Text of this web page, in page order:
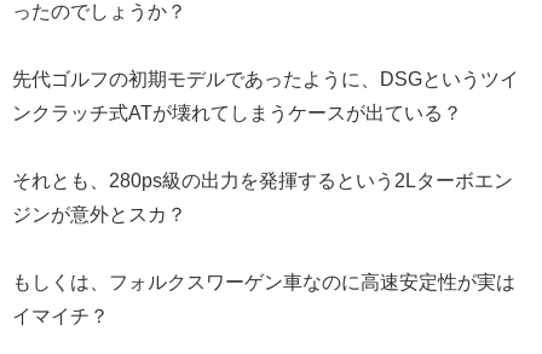
ったのでしょうか？
先代ゴルフの初期モデルであったように、DSGというツイ
ンクラッチ式ATが壊れてしまうケースが出ている？
それとも、280ps級の出力を発揮するという2Lターボエン
ジンが意外とスカ？
もしくは、フォルクスワーゲン車なのに高速安定性が実は
イマイチ？